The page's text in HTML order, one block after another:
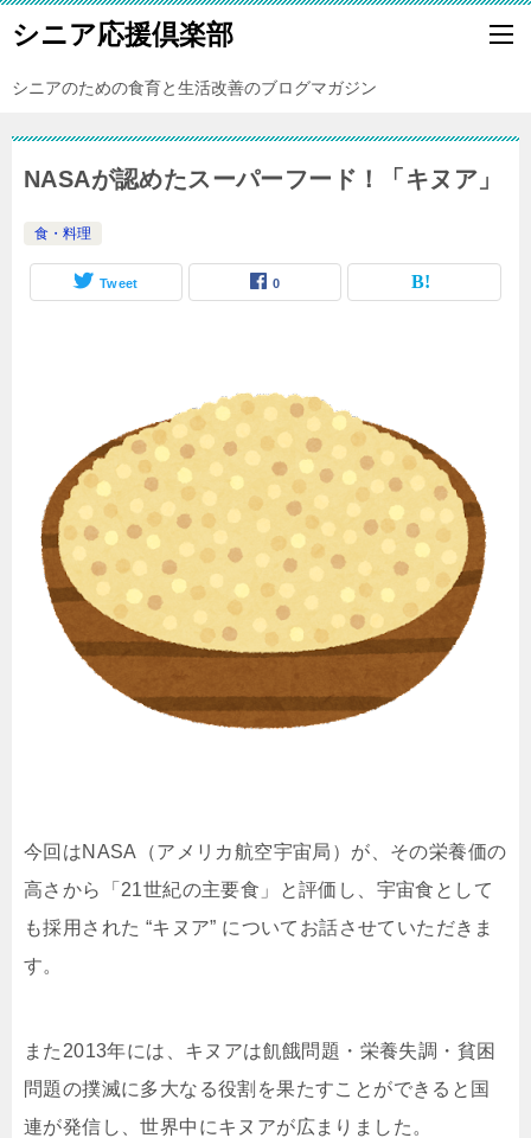
シニア応援倶楽部
シニアのための食育と生活改善のブログマガジン
NASAが認めたスーパーフード！「キヌア」
食・料理
Tweet 0
今回はNASA（アメリカ航空宇宙局）が、その栄養価の
高さから「21世紀の主要食」と評価し、宇宙食として
も採用された “キヌア” についてお話させていただきま
す。
また2013年には、キヌアは飢餓問題・栄養失調・貧困
問題の撲滅に多大なる役割を果たすことができると国
連が発信し、世界中にキヌアが広まりました。